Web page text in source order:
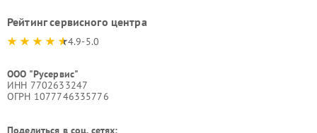
Рейтинг сервисного центра
4.9-5.0
ООО "Русервис"
ИНН 7702633247
ОГРН 1077746335776
Поделиться в соц. сетях: